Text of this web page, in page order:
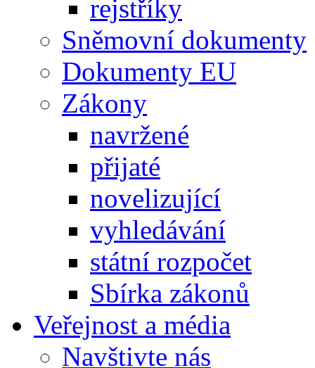
rejstříky
Sněmovní dokumenty
Dokumenty EU
Zákony
navržené
přijaté
novelizující
vyhledávání
státní rozpočet
Sbírka zákonů
Veřejnost a média
Navštivte nás